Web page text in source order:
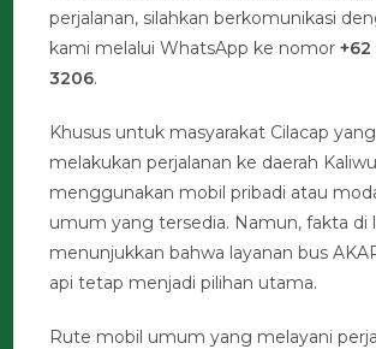
perjalanan, silahkan berkomunikasi
kami melalui WhatsApp ke nomor
3206.
Khusus untuk masyarakat Cilacap
melakukan perjalanan ke daerah
menggunakan mobil pribadi atau
umum yang tersedia. Namun, fakta di
menunjukkan bahwa layanan bus
api tetap menjadi pilihan utama.
Rute mobil umum yang melayani